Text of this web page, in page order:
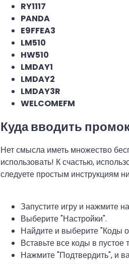
RY1117
PANDA
E9FFEA3
LM510
HW510
LMDAY1
LMDAY2
LMDAY3R
WELCOMEFM
Куда вводить
Нет смысла иметь множество
использовать! К счастью,
следуете простым инструкциям
Запустите игру и нажмите
Выберите "Настройки".
Найдите и выберите "Коды
Вставьте все коды в пустое
Нажмите "Подтвердить", и